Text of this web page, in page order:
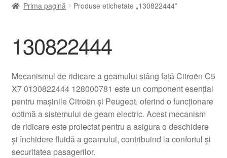
A lua legatura
Contul meu
Despre noi
Finalizare comandă
Livrare
Prima pagină Produse etichetate „130822444”
130822444
Mecanismul de ridicare a geamului stâng față Citroën C5
X7 0130822444 128000781 este un component esențial
pentru mașinile Citroën și Peugeot, oferind o funcționare
optimă a sistemului de geam electric. Acest mecanism
de ridicare este proiectat pentru a asigura o deschidere
și închidere fluidă a geamului, contribuind la confortul și
securitatea pasagerilor.